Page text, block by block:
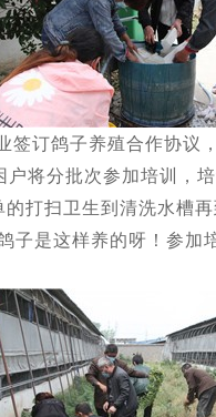
鸽子养殖合作协议，
将分批次参加培训，
打扫卫生到清洗水槽
子是这样养的呀！参加